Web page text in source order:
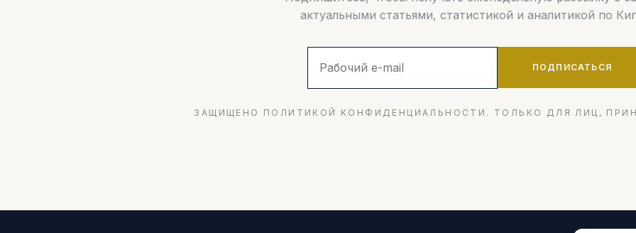
актуальными статьями, статистикой и аналитикой по
ПОДПИСАТЬСЯ
ЗАЩИЩЕНО ПОЛИТИКОЙ КОНФИДЕНЦИАЛЬНОСТИ. ТОЛЬКО ДЛЯ ЛИЦ,